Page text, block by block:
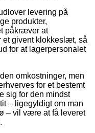
levering på
produkter,
påkræver at
et givent klokkeslæt, så
for at lagerpersonalet
omkostninger, men
for et bestemt
sig for den mindst
– ligegyldigt om man
– vil være at få leveret